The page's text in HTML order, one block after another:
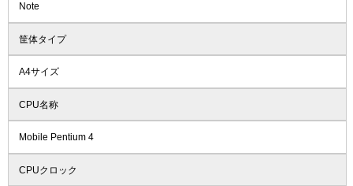
Note
筐体タイプ
A4サイズ
CPU名称
Mobile Pentium 4
CPUクロック